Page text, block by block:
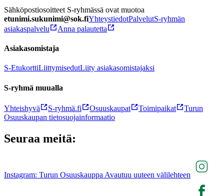
Sähköpostiosoitteet S-ryhmässä ovat muotoa
etunimi.sukunimi@sok.fiYhteystiedotPalvelutS-ryhmän
asiakaspalvelu
Anna palautetta
Asiakasomistaja
S-EtukorttiLiittymisedutLiity asiakasomistajaksi
S-ryhmä muualla
Yhteishyvä S-ryhmä.fi Osuuskaupat Toimipaikat
Turun
Osuuskaupan tietosuojainformaatio
Seuraa meitä:
Instagram: Turun Osuuskauppa Avautuu uuteen välilehteen